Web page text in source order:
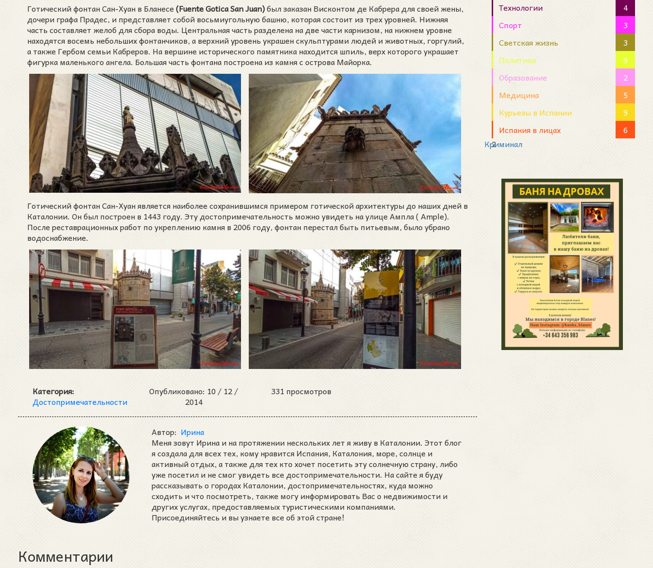
Готический фонтан Сан-Хуан в Бланесе(Fuente Gotica San Juan)был заказан Висконтом де Кабрера для своей жены,
дочери графа Прадес, и представляет собой восьмиугольную башню, которая состоит из трех уровней. Нижняя
часть составляет желоб для сбора воды. Центральная часть разделена на две части карнизом, на нижнем уровне
находятся восемь небольших фонтанчиков, а верхний уровень украшен скульптурами людей и животных, горгулий,
а также Гербом семьи Кабреров. На вершине исторического памятника находится шпиль, верх которого украшает
фигурка маленького ангела. Большая часть фонтана построена из камня с острова Майорка.
Готический фонтан Сан-Хуан является наиболее сохранившимся примером готической архитектуры до наших дней в
Каталонии. Он был построен в 1443 году. Эту достопримечательность можно увидеть на улице Ампла ( Ample).
После реставрационных работ по укреплению камня в 2006 году, фонтан перестал быть питьевым, было убрано
водоснабжение.
Категория:
Достопримечательности
Опубликовано: 10 / 12 /
2014
331 просмотров
Автор: Ирина
Меня зовут Ирина и на протяжении нескольких лет я живу в Каталонии. Этот блог
я создала для всех тех, кому нравится Испания, Каталония, море, солнце и
активный отдых, а также для тех кто хочет посетить эту солнечную страну, либо
уже посетил и не смог увидеть все достопримечательности. На сайте я буду
рассказывать о городах Каталонии, достопримечательностях, куда можно
сходить и что посмотреть, также могу информировать Вас о недвижимости и
других услугах, предоставляемых туристическими компаниями.
Присоединяйтесь и вы узнаете все об этой стране!
Комментарии
Технологии
4
Спорт
3
Светская жизнь
3
Политика
9
Образование
2
Медицина
5
Курьезы в Испании
9
Испания в лицах
6
Криминал
2